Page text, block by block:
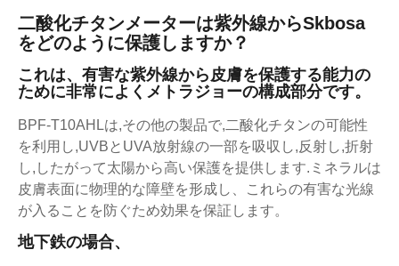
二酸化チタンメーターは紫外線からSkbosa
をどのように保護しますか？
これは、有害な紫外線から皮膚を保護する能力の
ために非常によくメトラジョーの構成部分です。
BPF-T10AHLは,その他の製品で,二酸化チタンの可能性
を利用し,UVBとUVA放射線の一部を吸収し,反射し,折射
し,したがって太陽から高い保護を提供します.ミネラルは
皮膚表面に物理的な障壁を形成し、これらの有害な光線
が入ることを防ぐため効果を保証します。
地下鉄の場合、